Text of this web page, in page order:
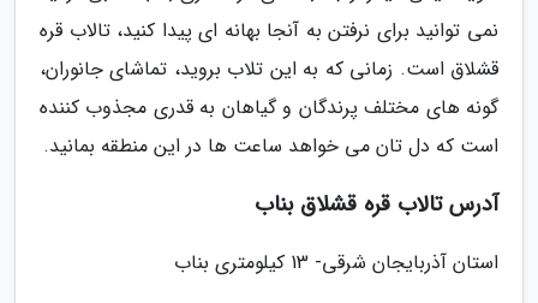
نمی توانید برای نرفتن به آنجا بهانه ای پیدا کنید، تالاب قره
قشلاق است. زمانی که به این تلاب بروید، تماشای جانوران،
گونه های مختلف پرندگان و گیاهان به قدری مجذوب کننده
است که دل تان می خواهد ساعت ها در این منطقه بمانید.
آدرس تالاب قره قشلاق بناب
استان آذربایجان شرقی- 13 کیلومتری بناب